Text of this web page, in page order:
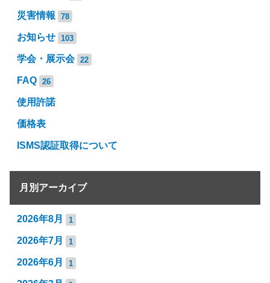
災害情報 78
お知らせ 103
学会・展示会 22
FAQ 26
使用許諾
価格表
ISMS認証取得について
月別アーカイブ
2026年8月 1
2026年7月 1
2026年6月 1